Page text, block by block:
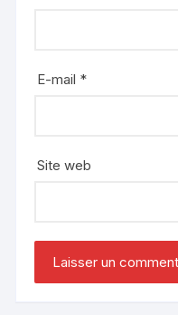
E-mail *
Site web